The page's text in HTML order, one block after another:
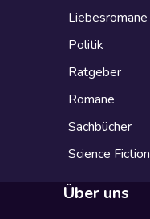
Liebesromane
Politik
Ratgeber
Romane
Sachbücher
Science Fiction
Über uns